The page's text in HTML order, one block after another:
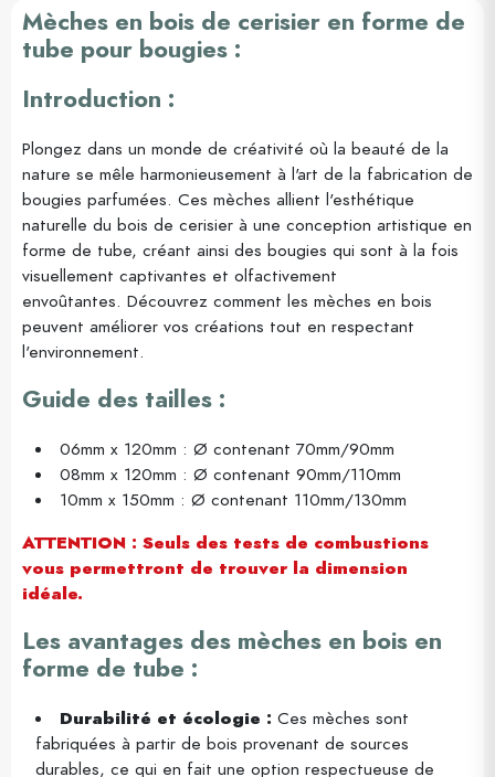
Mèches en bois de cerisier en forme de
tube pour bougies :
Introduction :
Plongez dans un monde de créativité où la beauté de la
nature se mêle harmonieusement à l'art de la fabrication de
bougies parfumées. Ces mèches allient l'esthétique
naturelle du bois de cerisier à une conception artistique en
forme de tube, créant ainsi des bougies qui sont à la fois
visuellement captivantes et olfactivement
envoûtantes. Découvrez comment les mèches en bois
peuvent améliorer vos créations tout en respectant
l'environnement.
Guide des tailles :
06mm x 120mm : Ø contenant 70mm/90mm
08mm x 120mm : Ø contenant 90mm/110mm
10mm x 150mm : Ø contenant 110mm/130mm
ATTENTION : Seuls des tests de combustions
vous permettront de trouver la dimension
idéale.
Les avantages des mèches en bois en
forme de tube :
Durabilité et écologie : Ces mèches sont
fabriquées à partir de bois provenant de sources
durables, ce qui en fait une option respectueuse de